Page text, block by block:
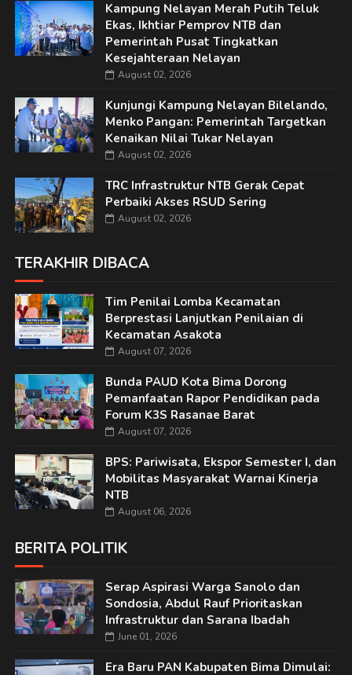
Kampung Nelayan Merah Putih Teluk
Ekas, Ikhtiar Pemprov NTB dan
Pemerintah Pusat Tingkatkan
Kesejahteraan Nelayan
August 02, 2026
Kunjungi Kampung Nelayan Bilelando,
Menko Pangan: Pemerintah Targetkan
Kenaikan Nilai Tukar Nelayan
August 02, 2026
TRC Infrastruktur NTB Gerak Cepat
Perbaiki Akses RSUD Sering
August 02, 2026
TERAKHIR DIBACA
Tim Penilai Lomba Kecamatan
Berprestasi Lanjutkan Penilaian di
Kecamatan Asakota
August 07, 2026
Bunda PAUD Kota Bima Dorong
Pemanfaatan Rapor Pendidikan pada
Forum K3S Rasanae Barat
August 07, 2026
BPS: Pariwisata, Ekspor Semester I, dan
Mobilitas Masyarakat Warnai Kinerja
NTB
August 06, 2026
BERITA POLITIK
Serap Aspirasi Warga Sanolo dan
Sondosia, Abdul Rauf Prioritaskan
Infrastruktur dan Sarana Ibadah
June 01, 2026
Era Baru PAN Kabupaten Bima Dimulai: